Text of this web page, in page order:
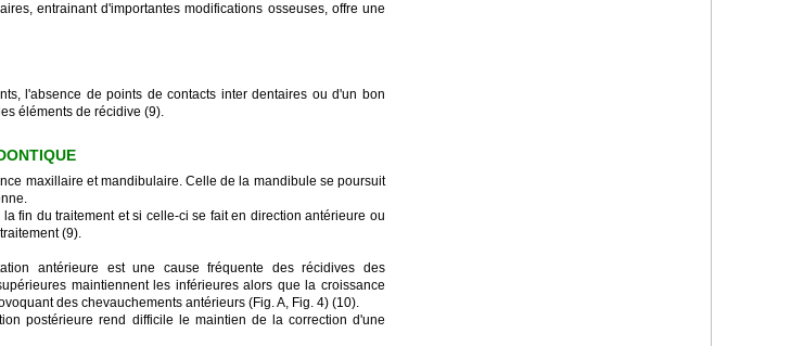
entrainant d'importantes modifications osseuses, offre une
l'absence de points de contacts inter dentaires ou d'un bon
éléments de récidive (9).
maxillaire et mandibulaire. Celle de la mandibule se poursuit
fin du traitement et si celle-ci se fait en direction antérieure ou
(9).
antérieure est une cause fréquente des récidives des
maintiennent les inférieures alors que la croissance
des chevauchements antérieurs (Fig. A, Fig. 4) (10).
postérieure rend difficile le maintien de la correction d'une